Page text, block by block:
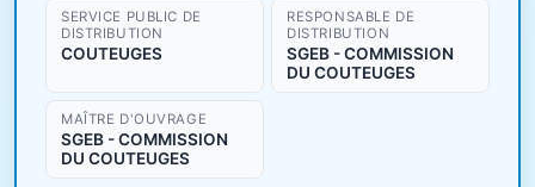
SERVICE PUBLIC DE
DISTRIBUTION
COUTEUGES
RESPONSABLE DE
DISTRIBUTION
SGEB - COMMISSION
DU COUTEUGES
MAÎTRE D'OUVRAGE
SGEB - COMMISSION
DU COUTEUGES